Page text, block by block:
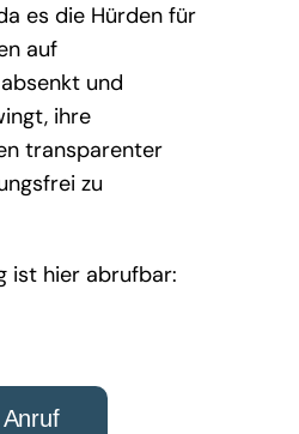
es die Hürden für
auf
und
ihre
transparenter
zu
ist hier abrufbar:
Anruf